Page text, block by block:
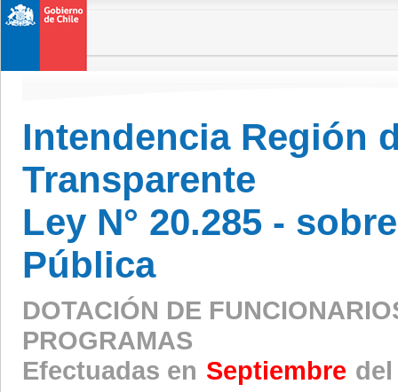
Intendencia Región
Transparente
Ley N° 20.285 -
Pública
DOTACIÓN DE
PROGRAMAS
Efectuadas en Septiembre del